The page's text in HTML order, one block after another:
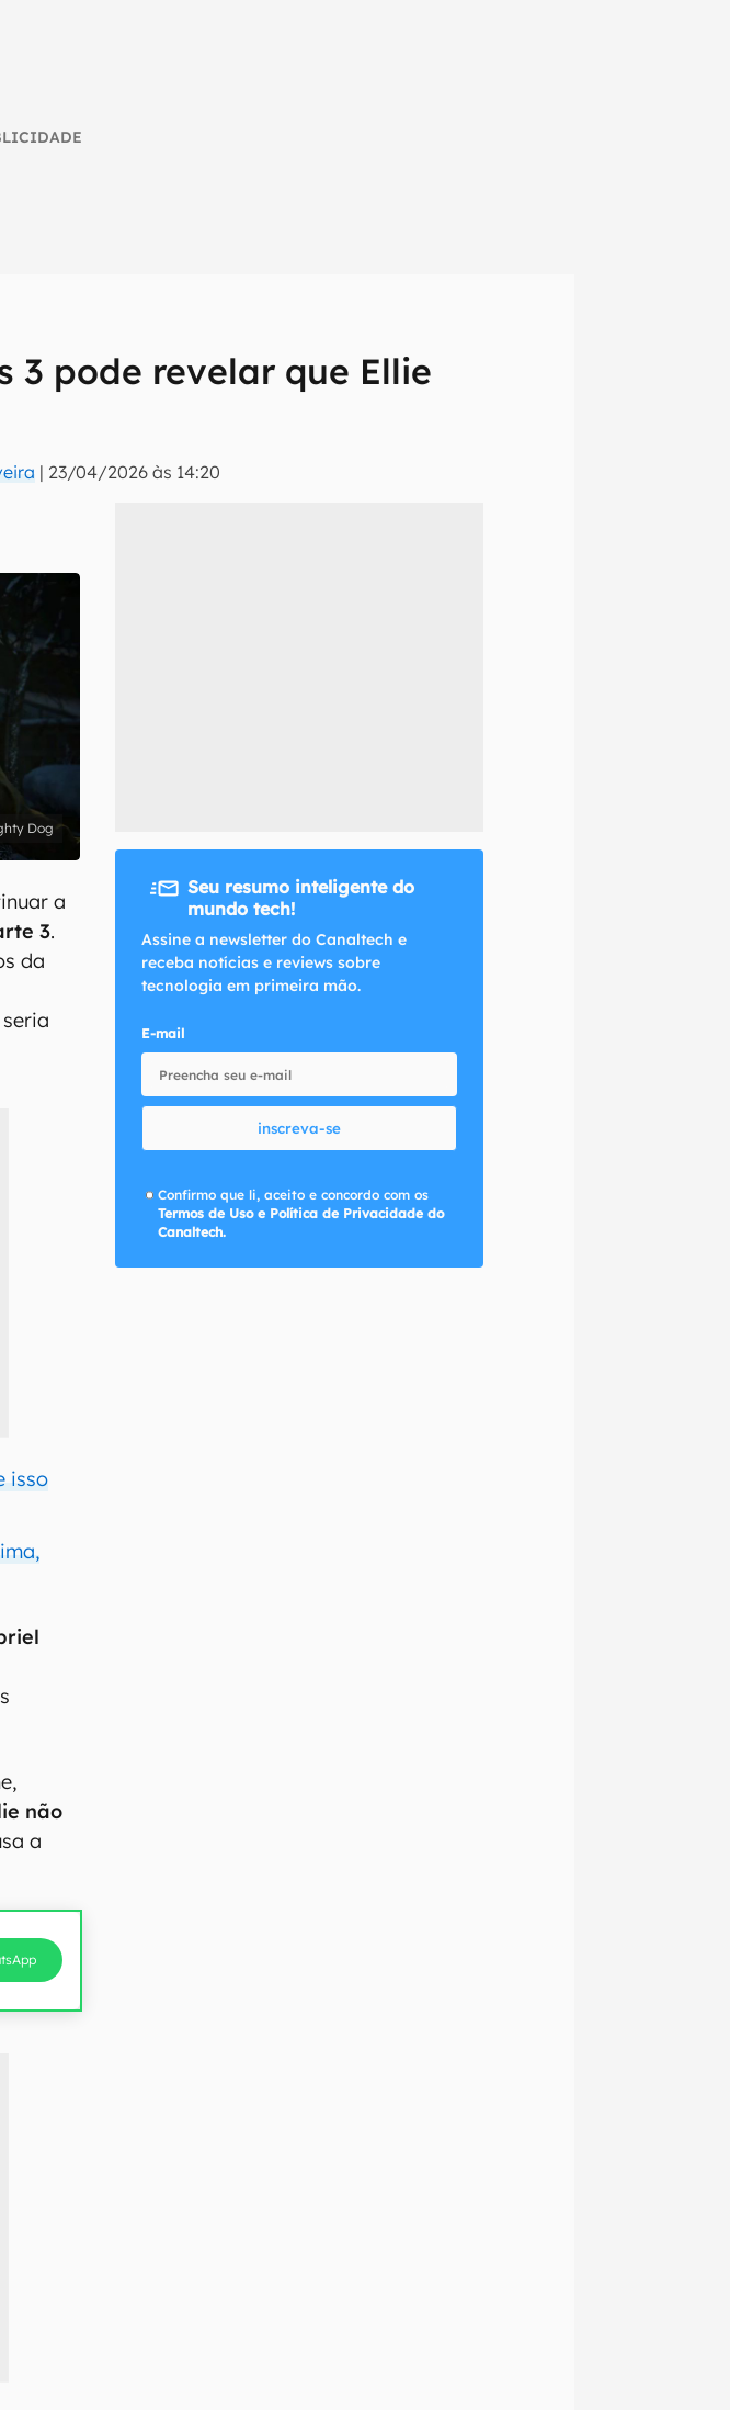
3 pode revelar que Ellie
| 23/04/2026 às 14:20
e reviews sobre tecnologia em primeira
e Política de Privacidade do Canaltech.
Dog
a
3.
da
isso
não
a
Seu resumo inteligente do
mundo tech!
Assine a newsletter do Canaltech e
receba notícias e reviews sobre
tecnologia em primeira mão.
E-mail
inscreva-se
Confirmo que li, aceito e concordo com os
Termos de Uso e Política de Privacidade do
Canaltech.